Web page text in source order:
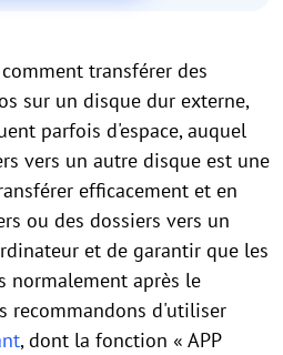
transférer des
sur un disque dur externe,
parfois d'espace, auquel
vers un autre disque est une
efficacement et en
ou des dossiers vers un
et de garantir que les
normalement après le
recommandons d'utiliser
, dont la fonction « APP